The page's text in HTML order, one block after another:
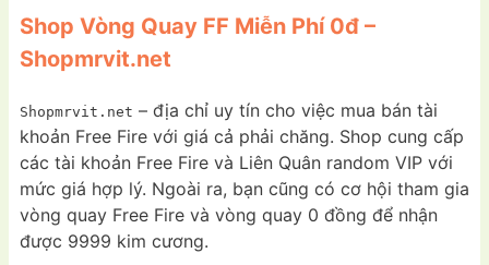
Shop Vòng Quay FF Miễn Phí 0đ –
Shopmrvit.net
Shopmrvit.net – địa chỉ uy tín cho việc mua bán tài
khoản Free Fire với giá cả phải chăng. Shop cung cấp
các tài khoản Free Fire và Liên Quân random VIP với
mức giá hợp lý. Ngoài ra, bạn cũng có cơ hội tham gia
vòng quay Free Fire và vòng quay 0 đồng để nhận
được 9999 kim cương.